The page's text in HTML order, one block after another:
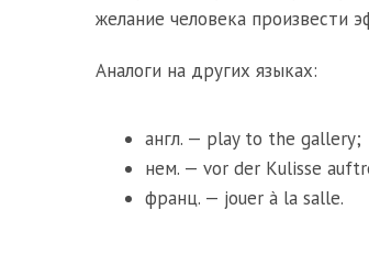
желание человека произвести
Аналоги на других языках:
англ. — play to the gallery;
нем. — vor der Kulisse
франц. — jouer à la salle.